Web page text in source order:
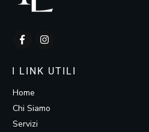
I LINK UTILI
Home
Chi Siamo
Servizi